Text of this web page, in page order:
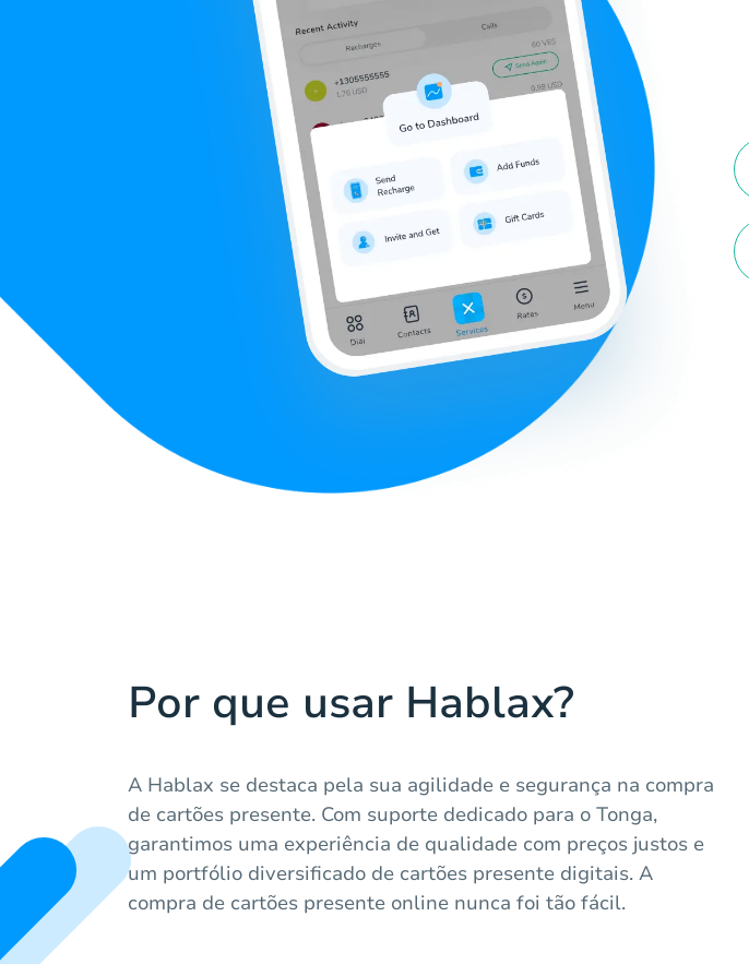
Por que usar Hablax?
A Hablax se destaca pela sua agilidade e segurança na compra
de cartões presente. Com suporte dedicado para o Tonga,
garantimos uma experiência de qualidade com preços justos e
um portfólio diversificado de cartões presente digitais. A
compra de cartões presente online nunca foi tão fácil.